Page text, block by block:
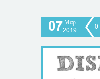
07Μαρ
2019
0